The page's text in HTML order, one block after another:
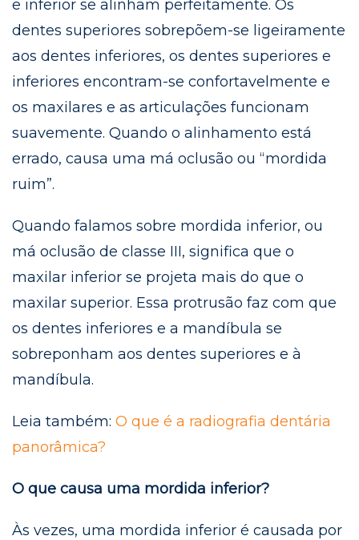
e inferior se alinham perfeitamente. Os
dentes superiores sobrepõem-se ligeiramente
aos dentes inferiores, os dentes superiores e
inferiores encontram-se confortavelmente e
os maxilares e as articulações funcionam
suavemente. Quando o alinhamento está
errado, causa uma má oclusão ou “mordida
ruim”.
Quando falamos sobre mordida inferior, ou
má oclusão de classe III, significa que o
maxilar inferior se projeta mais do que o
maxilar superior. Essa protrusão faz com que
os dentes inferiores e a mandíbula se
sobreponham aos dentes superiores e à
mandíbula.
Leia também: O que é a radiografia dentária
panorâmica?
O que causa uma mordida inferior?
Às vezes, uma mordida inferior é causada por